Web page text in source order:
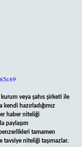
veya şahıs şirketi ile
hazırladığımız
haber niteliği
paylaşım
tamamen
niteliği taşımazlar.